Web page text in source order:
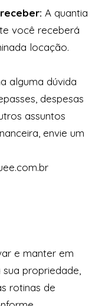
A quantia
você receberá
locação.
alguma dúvida
despesas
assuntos
envie um
e manter em
propriedade,
rotinas de